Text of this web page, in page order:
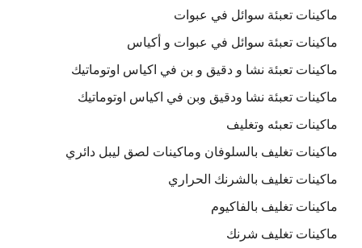
ماكينات تعبئة سوائل في عبوات
ماكينات تعبئة سوائل في عبوات و أكياس
ماكينات تعبئة نشا و دقيق و بن في اكياس اوتوماتيك
ماكينات تعبئة نشا ودقيق وبن في اكياس اوتوماتيك
ماكينات تعبئه وتغليف
ماكينات تغليف بالسلوفان وماكينات لصق ليبل دائري
ماكينات تغليف بالشرنك الحراري
ماكينات تغليف بالفاكيوم
ماكينات تغليف شرنك